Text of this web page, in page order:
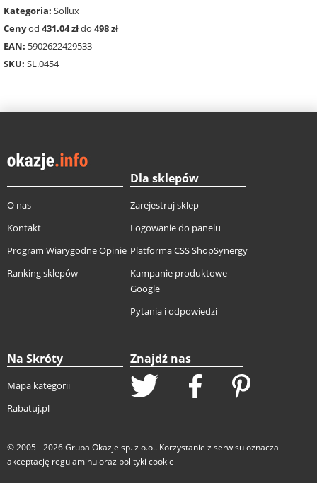
Kategoria: Sollux
Cenyod 431.04 złdo 498 zł
EAN: 5902622429533
SKU: SL.0454
O nas
Kontakt
Program Wiarygodne Opinie
Ranking sklepów
Dla sklepów
Zarejestruj sklep
Logowanie do panelu
Platforma CSS ShopSynergy
Kampanie produktowe
Google
Pytania i odpowiedzi
Na Skróty
Mapa kategorii
Rabatuj.pl
Znajdź nas
© 2005 - 2026Grupa Okazje sp. z o.o.. Korzystanie z serwisu oznacza
akceptację regulaminuoraz polityki cookie